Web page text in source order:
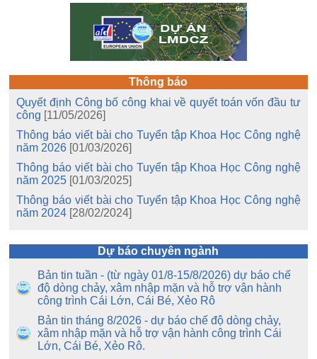
Thông báo
Quyết định Công bố công khai về quyết toán vốn đầu tư
công [11/05/2026]
Thông báo viết bài cho Tuyển tập Khoa Học Công nghệ
năm 2026 [01/03/2026]
Thông báo viết bài cho Tuyển tập Khoa Học Công nghệ
năm 2025 [01/03/2025]
Thông báo viết bài cho Tuyển tập Khoa Học Công nghệ
năm 2024 [28/02/2024]
Dự báo chuyên ngành
Bản tin tuần - (từ ngày 01/8-15/8/2026) dự báo chế
độ dòng chảy, xâm nhập mặn và hỗ trợ vận hành
công trình Cái Lớn, Cái Bé, Xẻo Rô
Bản tin tháng 8/2026 - dự báo chế độ dòng chảy,
xâm nhập mặn và hỗ trợ vận hành công trình Cái
Lớn, Cái Bé, Xẻo Rô.